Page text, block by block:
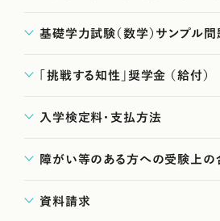
基礎学力試験（数学）サンプル問
「挑戦する知性」奨学金 （給付）
入学検定料・支払方法
障がい等のある方への受験上の
資料請求